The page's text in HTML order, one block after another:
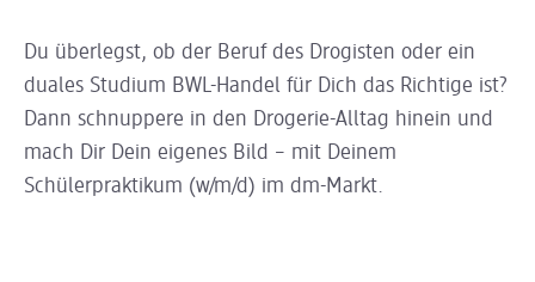
Du überlegst, ob der Beruf des Drogisten oder ein
duales Studium BWL-Handel für Dich das Richtige ist?
Dann schnuppere in den Drogerie-Alltag hinein und
mach Dir Dein eigenes Bild – mit Deinem
Schülerpraktikum (w/m/d) im dm-Markt.